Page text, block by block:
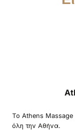
Το Athens Massage
όλη την Αθήνα.